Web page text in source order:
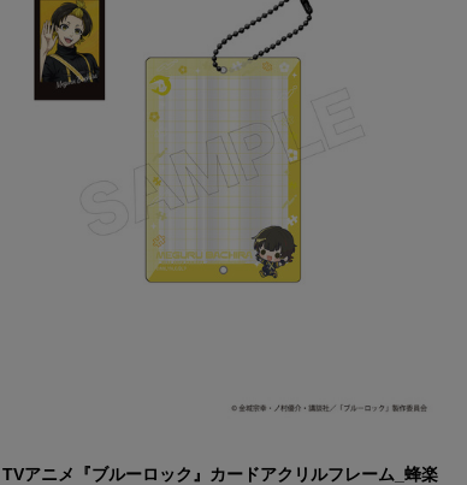
TVアニメ『ブルーロック』カードアクリルフレーム_蜂楽